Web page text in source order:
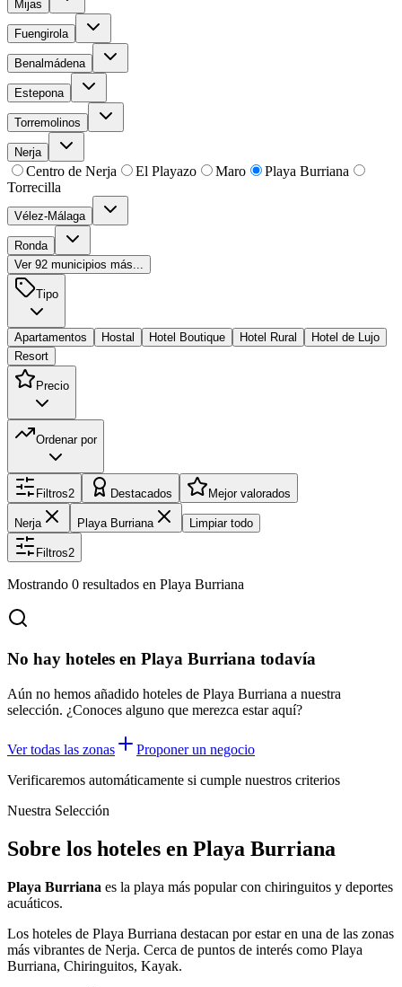
Mijas
Fuengirola
Benalmádena
Estepona
Torremolinos
Nerja
Centro de Nerja El Playazo Maro
Playa Burriana
Torrecilla
Vélez-Málaga
Ronda
Ver 92 municipios más...
Tipo
Apartamentos Hostal Hotel Boutique Hotel Rural
Hotel de Lujo
Resort
Precio
Ordenar por
Filtros2 Destacados Mejor valorados
Nerja Playa Burriana Limpiar todo
Filtros2
Mostrando 0 resultados en Playa Burriana
No hay hoteles en Playa Burriana todavía
Aún no hemos añadido hoteles de Playa Burriana a nuestra
selección. ¿Conoces alguno que merezca estar aquí?
Ver todas las zonas
Proponer un negocio
Verificaremos automáticamente si cumple nuestros criterios
Nuestra Selección
Sobre los hoteles en Playa Burriana
Playa Burriana es la playa más popular con chiringuitos y deportes
acuáticos.
Los hoteles de Playa Burriana destacan por estar en una de las zonas
más vibrantes de Nerja. Cerca de puntos de interés como Playa
Burriana, Chiringuitos, Kayak.